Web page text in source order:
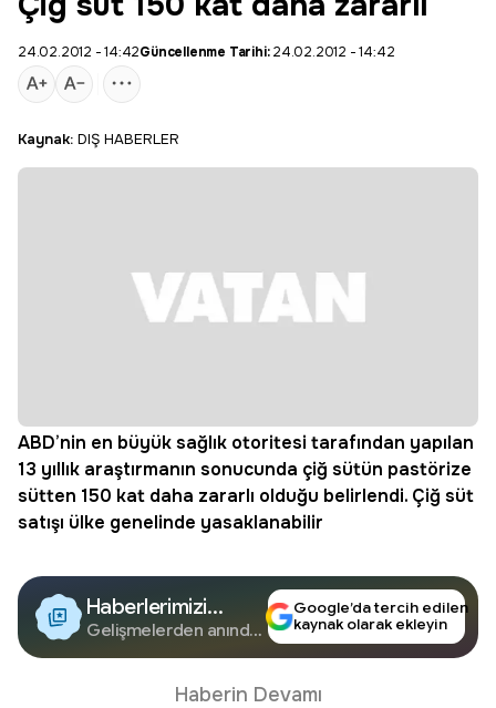
24.02.2012 - 14:42Güncellenme Tarihi:24.02.2012 - 14:42
Kaynak: DIŞ HABERLER
ABD’nin en büyük sağlık otoritesi tarafından yapılan
13 yıllık araştırmanın sonucunda çiğ sütün pastörize
sütten 150 kat daha zararlı olduğu belirlendi. Çiğ süt
satışı ülke genelinde yasaklanabilir
Haberlerimizi
Google'da Takip
Edin
Gelişmelerden anında
Google’da tercih edilen
kaynak olarak ekleyin
Haberin Devamı